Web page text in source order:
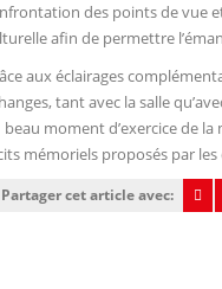
des points de vue
afin de permettre
aux éclairages
tant avec la salle
beau moment d’exercice de
mémoriels proposés par
Partager cet article avec: